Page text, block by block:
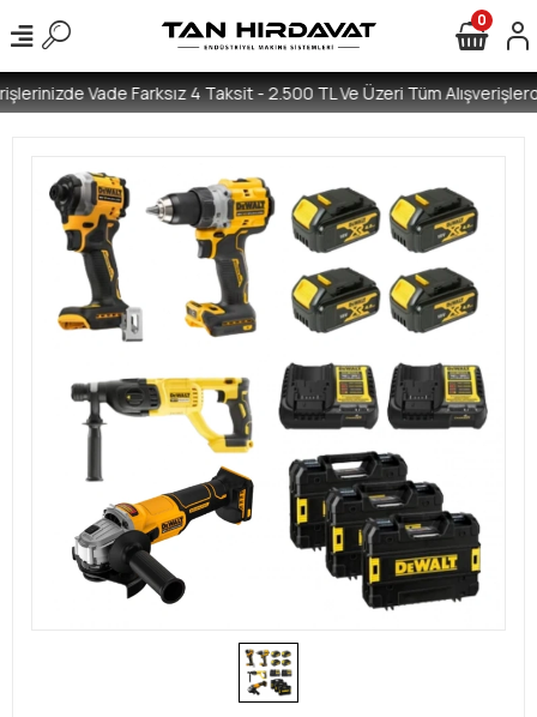
Vade Farksız 4 Taksit - 2.500 TL Ve Üzeri Tüm
0